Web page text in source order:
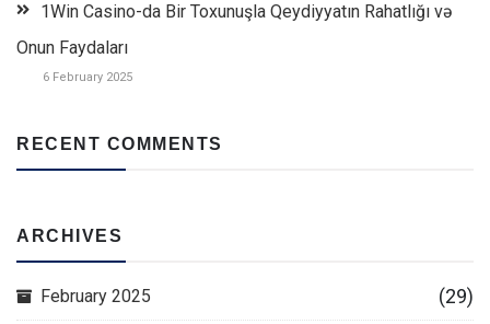
1Win Casino-da Bir Toxunuşla Qeydiyyatın Rahatlığı və
Onun Faydaları
6 February 2025
RECENT COMMENTS
ARCHIVES
February 2025 (29)